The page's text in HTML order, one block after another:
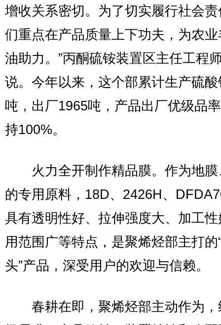
增收关系密切。为了切实履行社会
们重点在产品质量上下功夫，为农
油助力。”丙酮硫铵装置区主任工程
说。今年以来，这个部累计生产硫
吨，出厂1965吨，产品出厂优级品
持100%。
火力全开制作精品膜。作为地膜
的专用原料，18D、2426H、
具有透明性好、拉伸强度大、加工
用范围广等特点，是聚烯烃部主打的
头”产品，深受用户的欢迎与信赖。
春耕在即，聚烯烃部主动作为，